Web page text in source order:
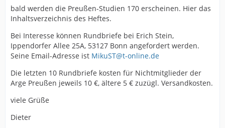
bald werden die Preußen-Studien 170 erscheinen. Hier das
Inhaltsverzeichnis des Heftes.
Bei Interesse können Rundbriefe bei Erich Stein,
Ippendorfer Allee 25A, 53127 Bonn angefordert werden.
Seine Email-Adresse ist MikuST@t-online.de
Die letzten 10 Rundbriefe kosten für Nichtmitglieder der
Arge Preußen jeweils 10 €, ältere 5 € zuzügl. Versandkosten.
viele Grüße
Dieter